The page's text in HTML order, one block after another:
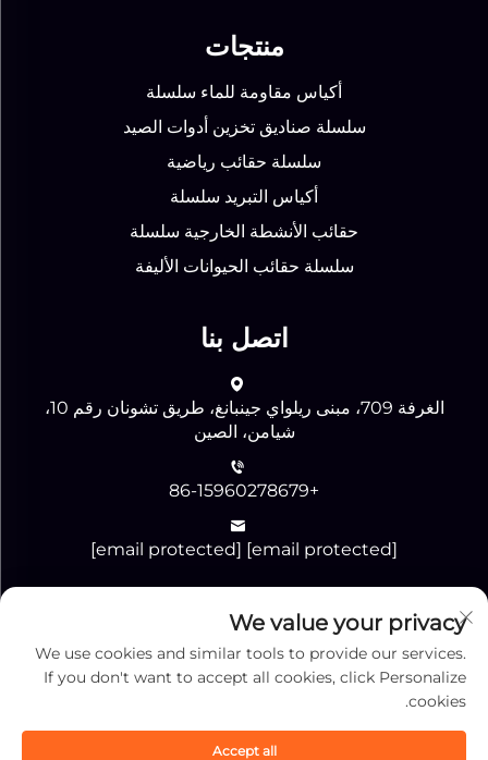
منتجات
أكياس مقاومة للماء سلسلة
سلسلة صناديق تخزين أدوات الصيد
سلسلة حقائب رياضية
أكياس التبريد سلسلة
حقائب الأنشطة الخارجية سلسلة
سلسلة حقائب الحيوانات الأليفة
اتصل بنا
الغرفة 709، مبنى ريلواي جينبانغ، طريق تشونان رقم 10،
شيامن، الصين
+86-15960278679
[email protected]
[email protected]
إرسال
We value your privacy
We use cookies and similar tools to provide our services.
If you don't want to accept all cookies, click Personalize
cookies.
Accept all